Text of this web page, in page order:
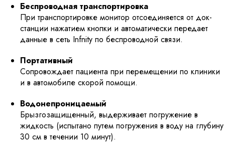
Беспроводная транспортировка
При транспортировке монитор отсоединяется от док-
станции нажатием кнопки и автоматически передает
данные в сеть Infnity по беспроводной связи.
Портативный
Сопровождает пациента при перемещении по клиники
и в автомобиле скорой помощи.
Водонепроницаемый
Брызгозащищенный, выдерживает погружение в
жидкость (испытано путем погружения в воду на глубину
30 см в течении 10 минут).